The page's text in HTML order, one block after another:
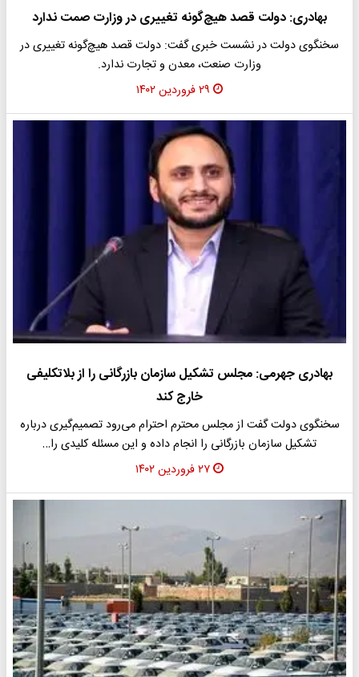
بهادری: دولت قصد هیچ‌گونه تغییری در وزارت صمت ندارد
سخنگوی دولت در نشست خبری گفت: دولت قصد هیچ‌گونه تغییری در
وزارت صنعت، معدن و تجارت ندارد.
۲۹ فروردین ۱۴۰۲
بهادری‌ جهرمی: مجلس تشکیل سازمان بازرگانی را از بلاتکلیفی
خارج کند
سخنگوی دولت گفت از مجلس محترم احترام می‌رود تصمیم‌گیری درباره
تشکیل سازمان بازرگانی را انجام داده و این مسئله کلیدی را…
۲۷ فروردین ۱۴۰۲